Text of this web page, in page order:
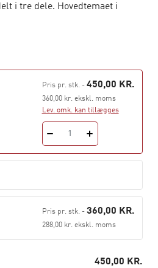
i tre dele. Hovedtemaet i
sig om den
og internationale
i forhold til 5. udgaven:
3 om forbrugeren udvidet
et nyt kapitel 8 om den grønne
klima- og miljøøkonomien.
10 om arbejdsmarkedet
om fordeling og måling af
Pris pr. stk.- 450,00 KR.
360,00 kr. ekskl. moms
Lev. omk. kan tillægges
1
Pris pr. stk.- 360,00 KR.
288,00 kr. ekskl. moms
450,00 KR.